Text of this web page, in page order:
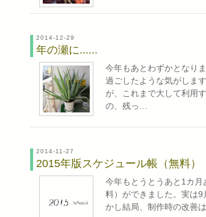
2014-12-29
年の瀬に......
今年もあとわずかとなり
過ごしたような気がしま
が、これまで大して利用
の、残っ…
2014-11-27
2015年版スケジュール帳（無料）
今年もとうとうあと1カ
料）ができました。実は
かし結局、制作時の改善